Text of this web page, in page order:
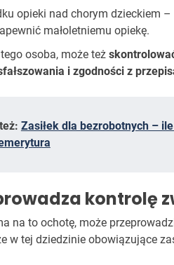
opieki nad chorym dzieckiem
małoletniemu opiekę.
osoba, może też
i zgodności z
Zasiłek dla bezrobotnych –
kontrolę
na to ochotę, może
w tej dziedzinie obowiązujące